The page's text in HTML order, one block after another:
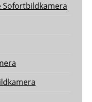
Sofortbildkamera